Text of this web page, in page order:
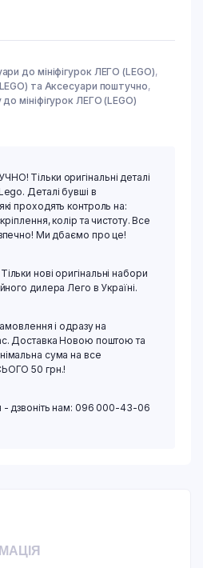
до мініфігурок ЛЕГО (LEGO),
та Аксесуари поштучно,
мініфігурок ЛЕГО (LEGO)
Тільки оригінальні деталі
Деталі бувші в
проходять контроль на:
колір та чистоту. Все
Ми дбаємо про це!
нові оригінальні набори
дилера Лего в Україні.
і одразу на
Доставка Новою поштою та
сума на все
50 грн.!
- дзвоніть нам: 096 000-43-06